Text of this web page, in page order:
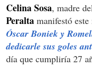
Celina Sosa, madre
Peralta manifestó
Óscar Boniek y
dedicarle sus goles
día que cumpliría 27